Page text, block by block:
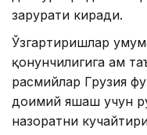
зарурати киради.
Ўзгартиришлар
қонунчилигига ҳам
расмийлар Грузия
доимий яшаш учун
назоратни